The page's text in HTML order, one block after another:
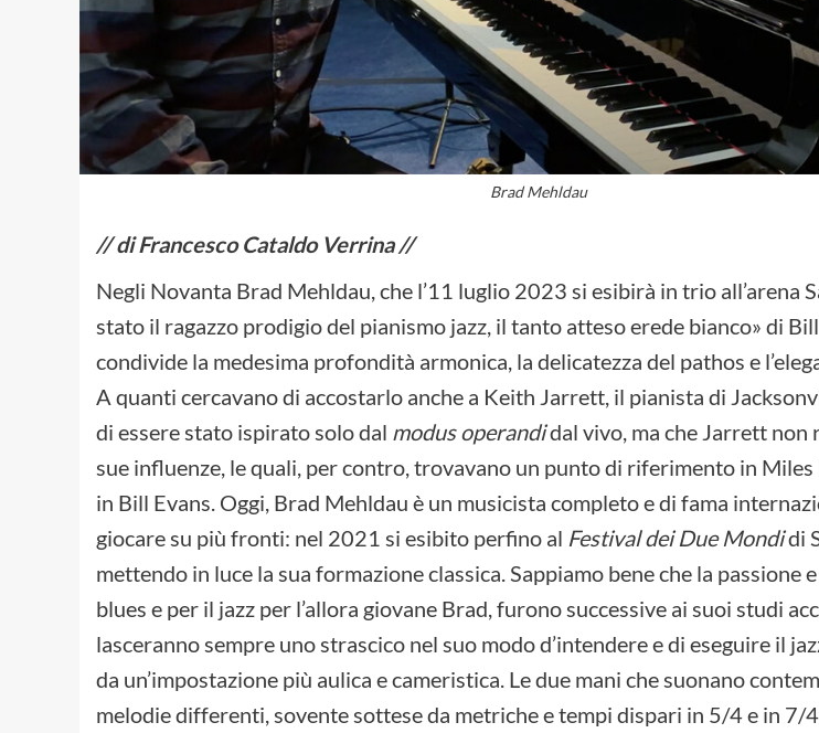
Brad Mehldau
// di Francesco Cataldo Verrina //
Negli Novanta Brad Mehldau, che l’11 luglio 2023 si esibirà in trio all’arena
stato il ragazzo prodigio del pianismo jazz, il tanto atteso erede bianco» di
condivide la medesima profondità armonica, la delicatezza del pathos e
A quanti cercavano di accostarlo anche a Keith Jarrett, il pianista di
di essere stato ispirato solo dal modus operandidal vivo, ma che Jarrett non
sue influenze, le quali, per contro, trovavano un punto di riferimento in Miles
in Bill Evans. Oggi, Brad Mehldau è un musicista completo e di fama
giocare su più fronti: nel 2021 si esibito perfino al Festival dei Due Mondidi
mettendo in luce la sua formazione classica. Sappiamo bene che la passione
blues e per il jazz per l’allora giovane Brad, furono successive ai suoi studi
lasceranno sempre uno strascico nel suo modo d’intendere e di eseguire il
da un’impostazione più aulica e cameristica. Le due mani che suonano
melodie differenti, sovente sottese da metriche e tempi dispari in 5/4 e in 7/